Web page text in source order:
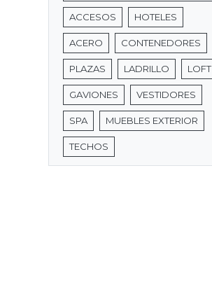
ACCESOS HOTELES
ACERO CONTENEDORES
PLAZAS LADRILLO LOFT
GAVIONES VESTIDORES
SPA MUEBLES EXTERIOR
TECHOS